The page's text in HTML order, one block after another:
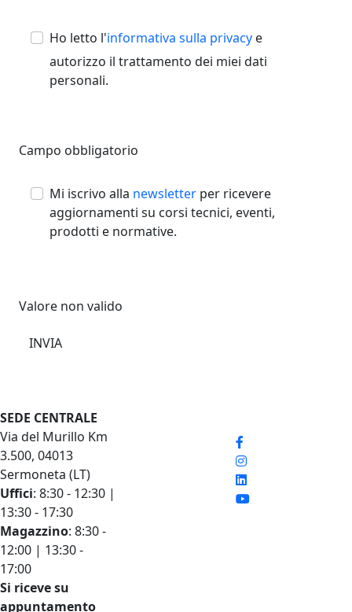
Ho letto l'informativa sulla privacy e
autorizzo il trattamento dei miei dati
personali.
Campo obbligatorio
Mi iscrivo alla newsletter per ricevere
aggiornamenti su corsi tecnici, eventi,
prodotti e normative.
Valore non valido
INVIA
SEDE CENTRALE
Via del Murillo Km
3.500, 04013
Sermoneta (LT)
Uffici: 8:30 - 12:30 |
13:30 - 17:30
Magazzino: 8:30 -
12:00 | 13:30 -
17:00
Si riceve su
appuntamento